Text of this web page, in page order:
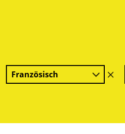
Französisch
Filter